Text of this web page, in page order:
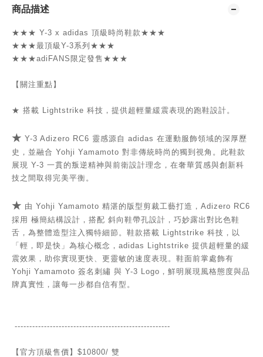
商品描述
★★★ Y-3 x adidas 頂級時尚鞋款 ★★★
★★★最頂級Y-3系列 ★★★
★★★adiFANS限定發售 ★★★
【關注重點】
★ 搭載 Lightstrike 科技，提供超輕量緩震表現的跑鞋設計。
★ Y-3 Adizero RC6 靈感源自 adidas 在運動服飾領域的深厚歷
史，並融合 Yohji Yamamoto 對非傳統時尚的獨到視角。此鞋款
展現 Y-3 一貫的叛逆精神與前衛設計理念，在奢華質感與創新科
技之間取得完美平衡。
★ 由 Yohji Yamamoto 精湛的版型剪裁工藝打造，Adizero RC6
採用 極簡結構設計，搭配 斜向鞋帶孔設計，巧妙露出對比色鞋
舌，為整體造型注入獨特細節。 鞋款搭載 Lightstrike 科技，以
「輕，即是快」為核心概念，adidas Lightstrike 提供超輕量的緩
震效果，助你實現更快、更靈敏的速度表現。 鞋面前掌處飾有
Yohji Yamamoto 簽名刺繡 與 Y-3 Logo，鮮明展現風格態度與品
牌真實性，讓每一步都自信有型。
-----------------------------------------------------
【官方頂級售價】 $10800/ 雙